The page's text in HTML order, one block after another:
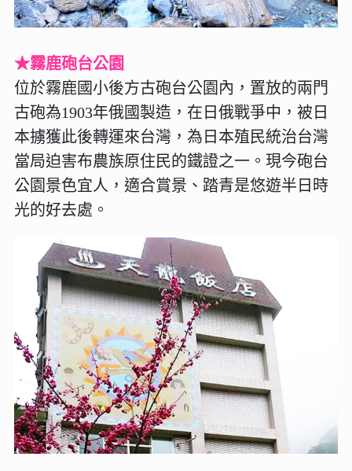
★霧鹿砲台公園
位於霧鹿國小後方古砲台公園內，置放的兩門
古砲為1903年俄國製造，在日俄戰爭中，被日
本擄獲此後轉運來台灣，為日本殖民統治台灣
當局迫害布農族原住民的鐵證之一。現今砲台
公園景色宜人，適合賞景、踏青是悠遊半日時
光的好去處。